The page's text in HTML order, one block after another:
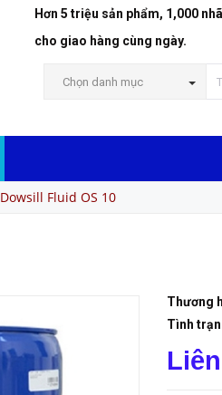
Hơn 5 triệu sản phẩm, 1,000
cho giao hàng cùng ngày.
Chọn danh mục
Dowsill Fluid OS 10
Thương
Tình